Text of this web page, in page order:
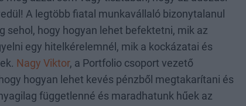
A legtöbb fiatal munkavállaló bizonytalanul
sehol, hogy hogyan lehet befektetni, mik az
egy hitelkérelemnél, mik a kockázatai és
Nagy Viktor, a Portfolio csoport vezető
hogyan lehet kevés pénzből megtakarítani és
függetlenné és maradhatunk hűek az